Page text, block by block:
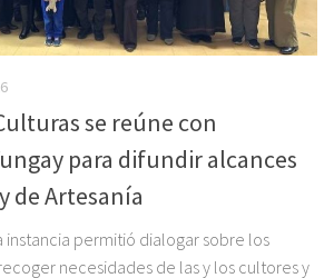
se reúne con
para difundir alcances
de Artesanía
instancia permitió dialogar sobre los
necesidades de las y los cultores y